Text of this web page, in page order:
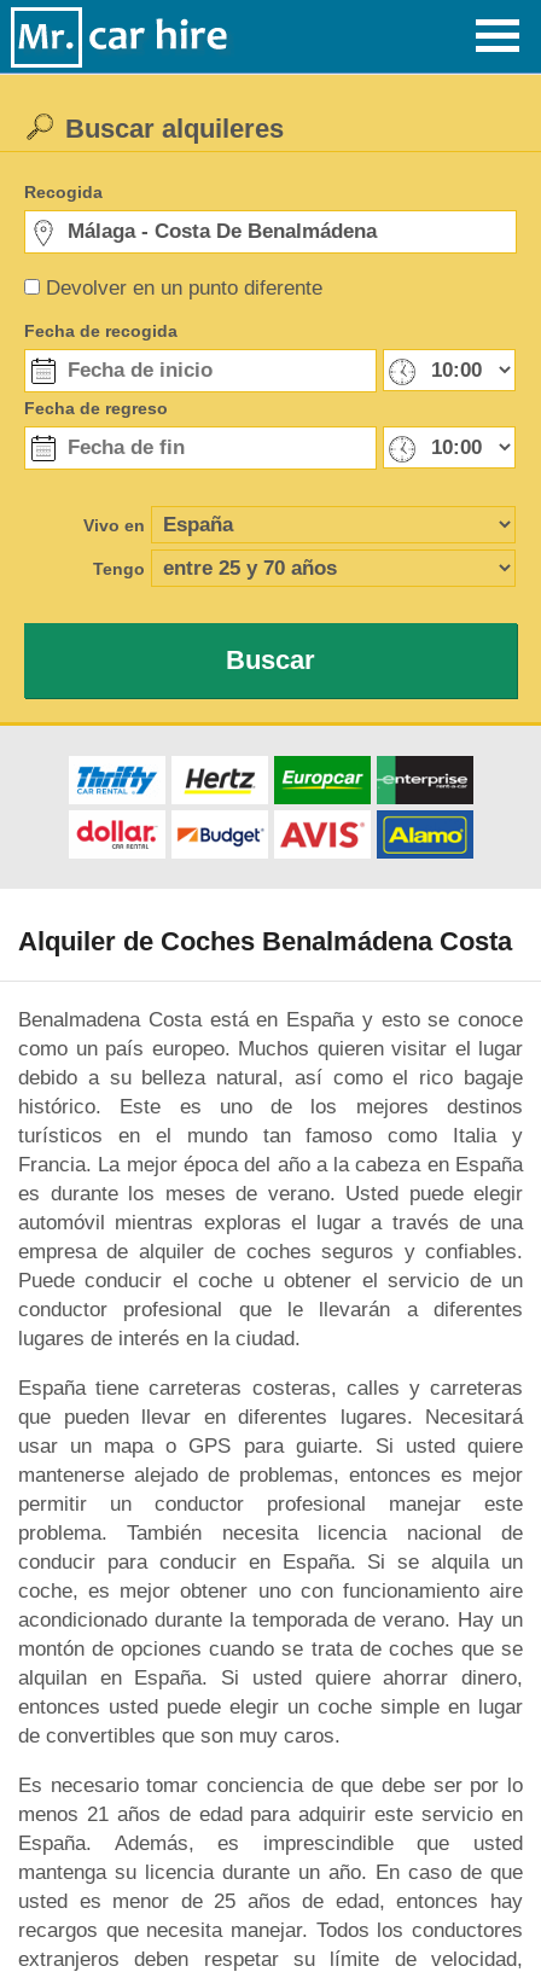
Devolver en un punto diferente
Buscar alquileres
Recogida
Fecha de recogida
Fecha de regreso
Vivo en
Tengo
Buscar
Alquiler de Coches Benalmádena Costa
Benalmadena Costa está en España y esto se conoce
como un país europeo. Muchos quieren visitar el lugar
debido a su belleza natural, así como el rico bagaje
histórico. Este es uno de los mejores destinos
turísticos en el mundo tan famoso como Italia y
Francia. La mejor época del año a la cabeza en España
es durante los meses de verano. Usted puede elegir
automóvil mientras exploras el lugar a través de una
empresa de alquiler de coches seguros y confiables.
Puede conducir el coche u obtener el servicio de un
conductor profesional que le llevarán a diferentes
lugares de interés en la ciudad.
España tiene carreteras costeras, calles y carreteras
que pueden llevar en diferentes lugares. Necesitará
usar un mapa o GPS para guiarte. Si usted quiere
mantenerse alejado de problemas, entonces es mejor
permitir un conductor profesional manejar este
problema. También necesita licencia nacional de
conducir para conducir en España. Si se alquila un
coche, es mejor obtener uno con funcionamiento aire
acondicionado durante la temporada de verano. Hay un
montón de opciones cuando se trata de coches que se
alquilan en España. Si usted quiere ahorrar dinero,
entonces usted puede elegir un coche simple en lugar
de convertibles que son muy caros.
Es necesario tomar conciencia de que debe ser por lo
menos 21 años de edad para adquirir este servicio en
España. Además, es imprescindible que usted
mantenga su licencia durante un año. En caso de que
usted es menor de 25 años de edad, entonces hay
recargos que necesita manejar. Todos los conductores
extranjeros deben respetar su límite de velocidad,